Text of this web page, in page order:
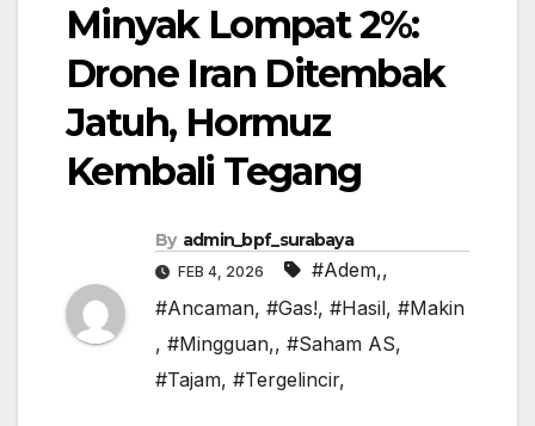
Minyak Lompat 2%:
Drone Iran Ditembak
Jatuh, Hormuz
Kembali Tegang
By admin_bpf_surabaya
FEB 4, 2026 #Adem,,
#Ancaman, #Gas!, #Hasil, #Makin
, #Mingguan,, #Saham AS,
#Tajam, #Tergelincir,